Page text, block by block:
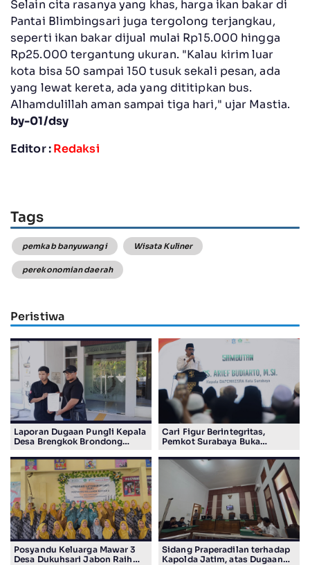
Selain cita rasanya yang khas, harga ikan bakar di
Pantai Blimbingsari juga tergolong terjangkau,
seperti ikan bakar dijual mulai Rp15.000 hingga
Rp25.000 tergantung ukuran. "Kalau kirim luar
kota bisa 50 sampai 150 tusuk sekali pesan, ada
yang lewat kereta, ada yang dititipkan bus.
Alhamdulillah aman sampai tiga hari," ujar Mastia.
by-01/dsy
Editor :Redaksi
Tags
pemkab banyuwangi Wisata Kuliner
perekonomian daerah
Peristiwa
Laporan Dugaan Pungli Kepala
Desa Brengkok Brondong
Lamongan
Cari Figur Berintegritas,
Pemkot Surabaya Buka
BAZNAS Periode 2026–2031
Posyandu Keluarga Mawar 3
Desa Dukuhsari Jabon Raih
Sidang Praperadilan terhadap
Kapolda Jatim, atas Dugaan